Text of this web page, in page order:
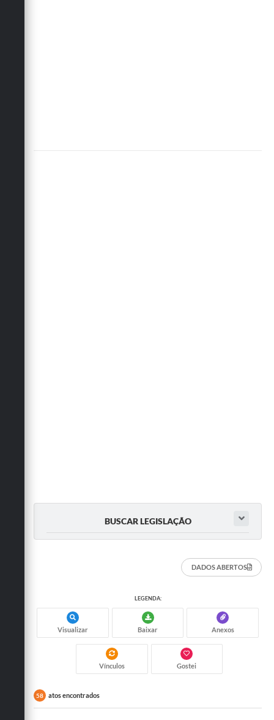
BUSCAR LEGISLAÇÃO
DADOS ABERTOS
LEGENDA:
Visualizar Baixar Anexos
Vínculos Gostei
58 atos encontrados